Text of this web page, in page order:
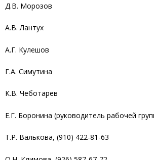
Д.В. Морозов
А.В. Лантух
А.Г. Кулешов
Г.А. Симутина
К.В. Чеботарев
Е.Г. Боронина (руководитель рабочей
Т.Р. Валькова, (910) 422-81-63